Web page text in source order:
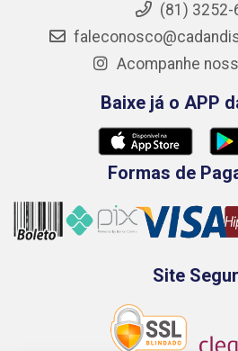
(81) 3252-
Acompanhe
Baixe já o APP
Formas de
Site